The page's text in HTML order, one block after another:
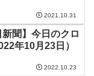
2021.10.31
新聞】今日のクロ
年10月23日）
2022.10.23